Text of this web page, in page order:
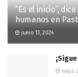
“Es el inicio”,
humanos en
junio 13, 2024
mayo